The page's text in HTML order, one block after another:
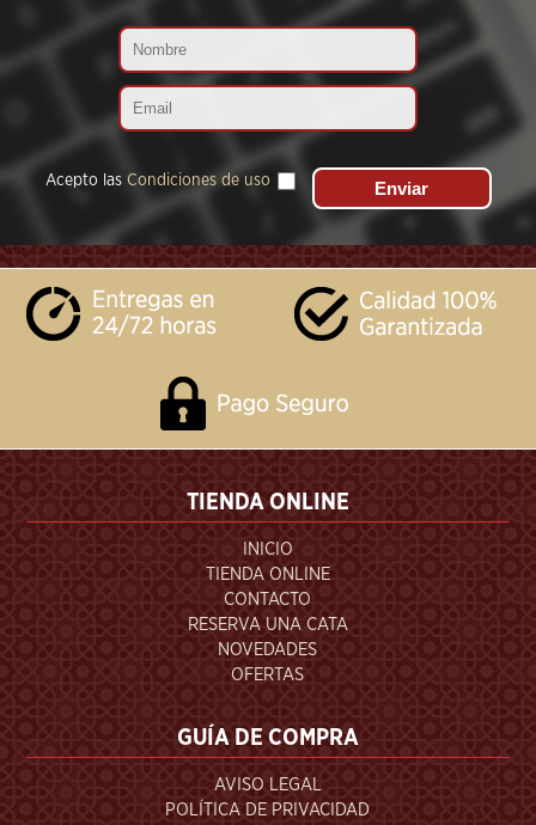
Acepto las Condiciones de uso
```
TIENDA ONLINE
INICIO
TIENDA ONLINE
CONTACTO
RESERVA UNA CATA
NOVEDADES
OFERTAS
GUÍA DE COMPRA
AVISO LEGAL
POLÍTICA DE PRIVACIDAD